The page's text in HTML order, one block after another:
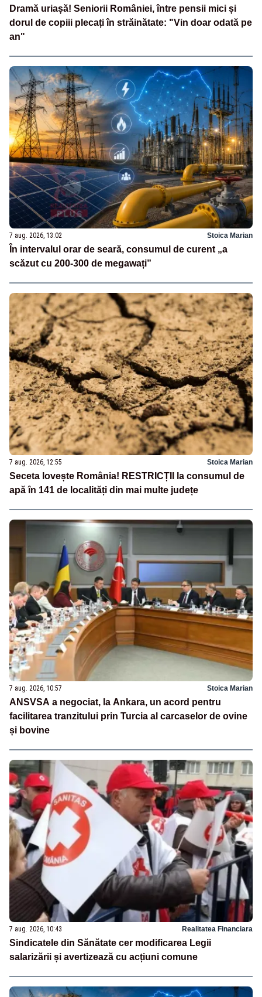
Dramă uriașă! Seniorii României, între pensii mici și
dorul de copiii plecați în străinătate: "Vin doar odată pe
an"
7 aug. 2026, 13:02 Stoica Marian
În intervalul orar de seară, consumul de curent „a
scăzut cu 200-300 de megawați”
7 aug. 2026, 12:55 Stoica Marian
Seceta lovește România! RESTRICȚII la consumul de
apă în 141 de localități din mai multe județe
7 aug. 2026, 10:57 Stoica Marian
ANSVSA a negociat, la Ankara, un acord pentru
facilitarea tranzitului prin Turcia al carcaselor de ovine
și bovine
7 aug. 2026, 10:43 Realitatea Financiara
Sindicatele din Sănătate cer modificarea Legii
salarizării și avertizează cu acțiuni comune